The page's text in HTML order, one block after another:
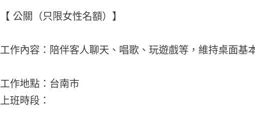
【 公關（只限女性名額）】
工作內容：陪伴客人聊天、唱歌、玩遊戲等，維持桌面基
工作地點：台南市
上班時段：